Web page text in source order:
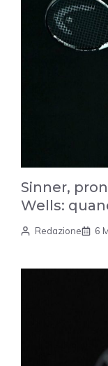
Sinner,
Wells:
Redazione 6